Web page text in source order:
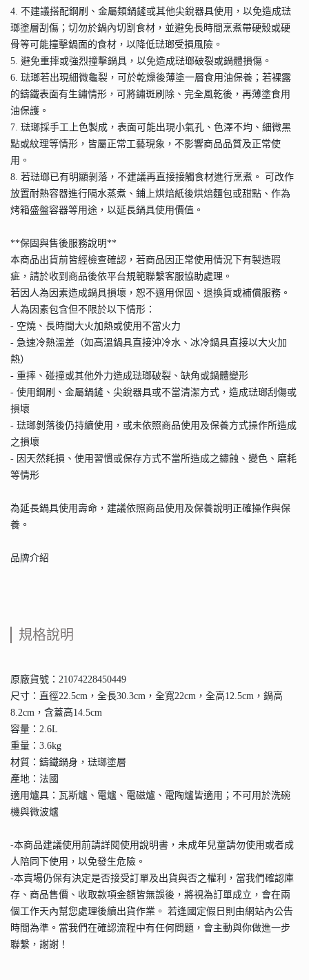
4. 不建議搭配鋼刷、金屬類鍋鏟或其他尖銳器具使用，以免造成琺
瑯塗層刮傷；切勿於鍋內切割食材，並避免長時間烹煮帶硬殼或硬
骨等可能撞擊鍋面的食材，以降低琺瑯受損風險。
5. 避免重摔或強烈撞擊鍋具，以免造成琺瑯破裂或鍋體損傷。
6. 琺瑯若出現細微龜裂，可於乾燥後薄塗一層食用油保養；若裸露
的鑄鐵表面有生鏽情形，可將鏽斑刷除、完全風乾後，再薄塗食用
油保護。
7. 琺瑯採手工上色製成，表面可能出現小氣孔、色澤不均、細微黑
點或紋理等情形，皆屬正常工藝現象，不影響商品品質及正常使
用。
8. 若琺瑯已有明顯剝落，不建議再直接接觸食材進行烹煮。 可改作
放置耐熱容器進行隔水蒸煮、鋪上烘焙紙後烘焙麵包或甜點、作為
烤箱盛盤容器等用途，以延長鍋具使用價值。
**保固與售後服務說明**
本商品出貨前皆經檢查確認，若商品因正常使用情況下有製造瑕
疵，請於收到商品後依平台規範聯繫客服協助處理。
若因人為因素造成鍋具損壞，恕不適用保固、退換貨或補償服務。
人為因素包含但不限於以下情形：
- 空燒、長時間大火加熱或使用不當火力
- 急速冷熱溫差（如高溫鍋具直接沖冷水、冰冷鍋具直接以大火加
熱）
- 重摔、碰撞或其他外力造成琺瑯破裂、缺角或鍋體變形
- 使用鋼刷、金屬鍋鏟、尖銳器具或不當清潔方式，造成琺瑯刮傷或
損壞
- 琺瑯剝落後仍持續使用，或未依照商品使用及保養方式操作所造成
之損壞
- 因天然耗損、使用習慣或保存方式不當所造成之鏽蝕、變色、磨耗
等情形
為延長鍋具使用壽命，建議依照商品使用及保養說明正確操作與保
養。
品牌介紹
規格說明
原廠貨號：21074228450449
尺寸：直徑22.5cm，全長30.3cm，全寬22cm，全高12.5cm，鍋高
8.2cm，含蓋高14.5cm
容量：2.6L
重量：3.6kg
材質：鑄鐵鍋身，琺瑯塗層
產地：法國
適用爐具：瓦斯爐、電爐、電磁爐、電陶爐皆適用；不可用於洗碗
機與微波爐
-本商品建議使用前請詳閱使用說明書，未成年兒童請勿使用或者成
人陪同下使用，以免發生危險。
-本賣場仍保有決定是否接受訂單及出貨與否之權利，當我們確認庫
存、商品售價、收取款項金額皆無誤後，將視為訂單成立，會在兩
個工作天內幫您處理後續出貨作業。 若逢國定假日則由網站內公告
時間為準。當我們在確認流程中有任何問題，會主動與你做進一步
聯繫，謝謝！